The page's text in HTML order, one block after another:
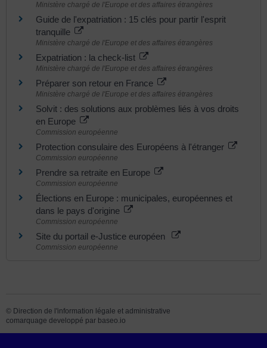
Ministère chargé de l'Europe et des affaires étrangères
Guide de l'expatriation : 15 clés pour partir l'esprit
tranquille
Ministère chargé de l'Europe et des affaires étrangères
Expatriation : la check-list
Ministère chargé de l'Europe et des affaires étrangères
Préparer son retour en France
Ministère chargé de l'Europe et des affaires étrangères
Solvit : des solutions aux problèmes liés à vos droits
en Europe
Commission européenne
Protection consulaire des Européens à l'étranger
Commission européenne
Prendre sa retraite en Europe
Commission européenne
Élections en Europe : municipales, européennes et
dans le pays d'origine
Commission européenne
Site du portail e-Justice européen
Commission européenne
© Direction de l'information légale et administrative
comarquage developpé par baseo.io